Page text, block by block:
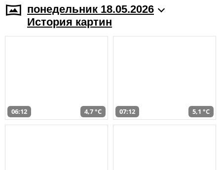
понедельник 18.05.2026
История картин
06:12 4,7 °C 07:12 5,1 °C